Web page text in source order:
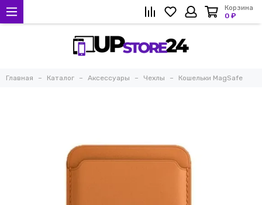
Корзина
0 ₽
Главная Каталог Аксессуары Чехлы Кошельки MagSafe